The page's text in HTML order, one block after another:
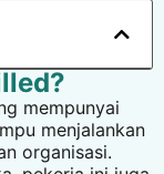
mempunyai
menjalankan
organisasi.